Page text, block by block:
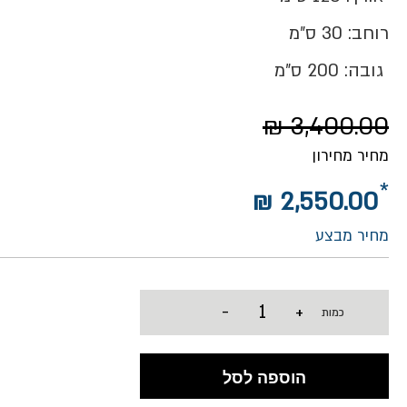
רוחב: 30 ס״מ
גובה: 200 ס״מ
מחיר מבצע
2,550.00 ₪
מחיר מחירון
3,400.00 ₪
כמות +
-
הוספה לסל